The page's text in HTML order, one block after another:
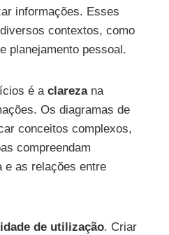
informações. Esses
contextos, como
planejamento pessoal.
é a clarezana
Os diagramas de
conceitos complexos,
compreendam
e as relações entre
de utilização. Criar